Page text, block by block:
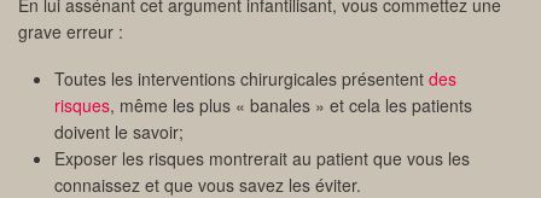
grave erreur :
Toutes les interventions chirurgicales présentent des
risques, même les plus « banales » et cela les patients
doivent le savoir;
Exposer les risques montrerait au patient que vous les
connaissez et que vous savez les éviter.